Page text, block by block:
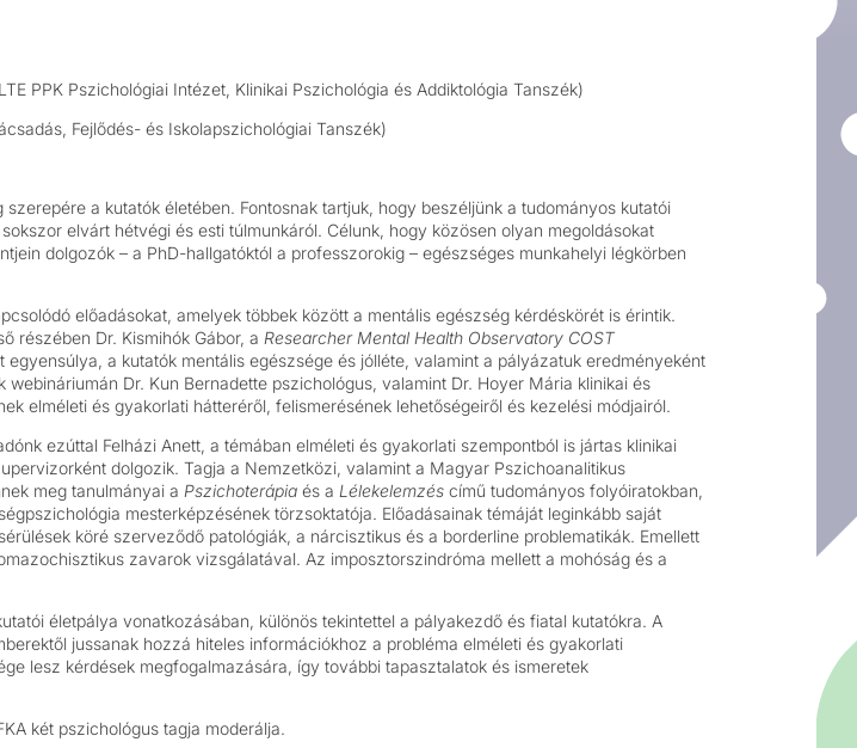
PPK Pszichológiai Intézet, Klinikai Pszichológia és Addiktológia Tanszék)
Fejlődés- és Iskolapszichológiai Tanszék)
a kutatók életében. Fontosnak tartjuk, hogy beszéljünk a tudományos kutatói
elvárt hétvégi és esti túlmunkáról. Célunk, hogy közösen olyan megoldásokat
dolgozók – a PhD-hallgatóktól a professzorokig – egészséges munkahelyi légkörben
előadásokat, amelyek többek között a mentális egészség kérdéskörét is érintik.
részében Dr. Kismihók Gábor, a Researcher Mental Health Observatory COST
a kutatók mentális egészsége és jólléte, valamint a pályázatuk eredményeként
Dr. Kun Bernadette pszichológus, valamint Dr. Hoyer Mária klinikai és
elméleti és gyakorlati hátteréről, felismerésének lehetőségeiről és kezelési módjairól.
ezúttal Felházi Anett, a témában elméleti és gyakorlati szempontból is jártas klinikai
dolgozik. Tagja a Nemzetközi, valamint a Magyar Pszichoanalitikus
meg tanulmányai a Pszichoterápia és a Lélekelemzés című tudományos folyóiratokban,
mesterképzésének törzsoktatója. Előadásainak témáját leginkább saját
köré szerveződő patológiák, a nárcisztikus és a borderline problematikák. Emellett
zavarok vizsgálatával. Az imposztorszindróma mellett a mohóság és a
életpálya vonatkozásában, különös tekintettel a pályakezdő és fiatal kutatókra. A
jussanak hozzá hiteles információkhoz a probléma elméleti és gyakorlati
lesz kérdések megfogalmazására, így további tapasztalatok és ismeretek
két pszichológus tagja moderálja.